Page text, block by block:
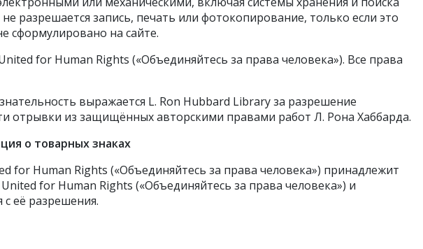
разрешается запись, печать или фотокопирование, только если это
сформулировано на сайте.
for Human Rights («Объединяйтесь за права человека»). Все права
выражается L. Ron Hubbard Library за разрешение
отрывки из защищённых авторскими правами работ Л. Рона Хаббарда.
о товарных знаках
for Human Rights («Объединяйтесь за права человека») принадлежит
for Human Rights («Объединяйтесь за права человека») и
с её разрешения.
ПОДПИШИТЕСЬ НА ОБНОВЛЕНИЯ И УЗНАЙТЕ, КАК
МОЖНО ПОМОЧЬ